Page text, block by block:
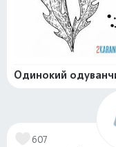
Одинокий
607